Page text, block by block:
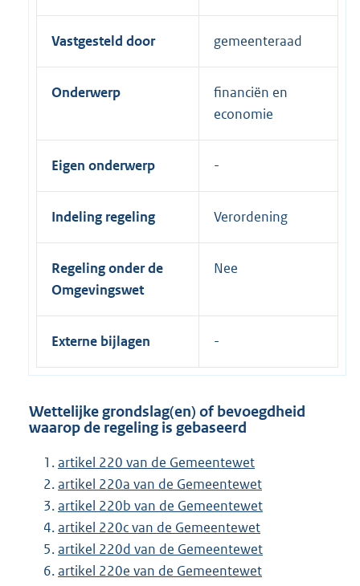
Vastgesteld door gemeenteraad
Onderwerp
financiën en
economie
Eigen onderwerp
Indeling regeling Verordening
Regeling onder de
Omgevingswet
Nee
Externe bijlagen
Wettelijke grondslag(en) of bevoegdheid
waarop de regeling is gebaseerd
artikel 220 van de Gemeentewet
artikel 220a van de Gemeentewet
artikel 220b van de Gemeentewet
artikel 220c van de Gemeentewet
artikel 220d van de Gemeentewet
artikel 220e van de Gemeentewet